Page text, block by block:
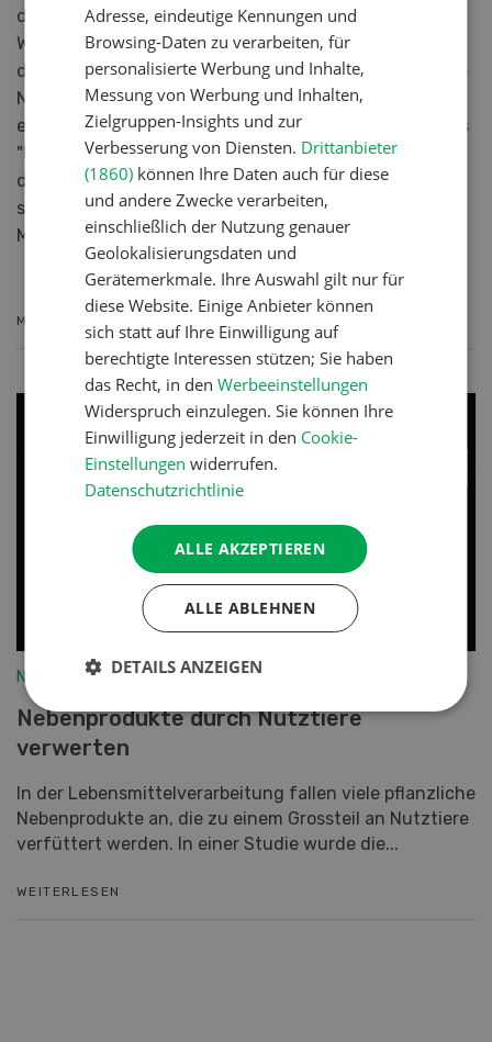
direkt in der Humanernährung eingesetzt werden.
Werden diese Nährstoffe nicht als Nebenprodukte in
der Nutztierfütterung verwendet, kann der natürliche
Nährstoffkreislauf nicht geschlossen werden und es
entsteht Feed-Waste. Ein sehr wesentlicher Anteil des
"Kraftfuttereinsatzes" bei den Milchkühen fällt unter
diese Kategorie "Anti-Feed-Waste". Abgesehen davon
stammt 92 Prozent des Futters für die Schweizer
Milchkühe aus dem Inland.
MEHR ERFAHREN
Nutztiere
Nebenprodukte durch Nutztiere
verwerten
In der Lebensmittelverarbeitung fallen viele pflanzliche
Nebenprodukte an, die zu einem Grossteil an Nutztiere
verfüttert werden. In einer Studie wurde die...
WEITERLESEN
Adresse, eindeutige Kennungen und
Browsing-Daten zu verarbeiten, für
personalisierte Werbung und Inhalte,
Messung von Werbung und Inhalten,
Zielgruppen-Insights und zur
Verbesserung von Diensten. Drittanbieter
(1860) können Ihre Daten auch für diese
und andere Zwecke verarbeiten,
einschließlich der Nutzung genauer
Geolokalisierungsdaten und
Gerätemerkmale. Ihre Auswahl gilt nur für
diese Website. Einige Anbieter können
sich statt auf Ihre Einwilligung auf
berechtigte Interessen stützen; Sie haben
das Recht, in denWerbeeinstellungen
Widerspruch einzulegen. Sie können Ihre
Einwilligung jederzeit in den Cookie-
Einstellungen widerrufen.
Datenschutzrichtlinie
ALLE AKZEPTIEREN
ALLE ABLEHNEN
DETAILS ANZEIGEN